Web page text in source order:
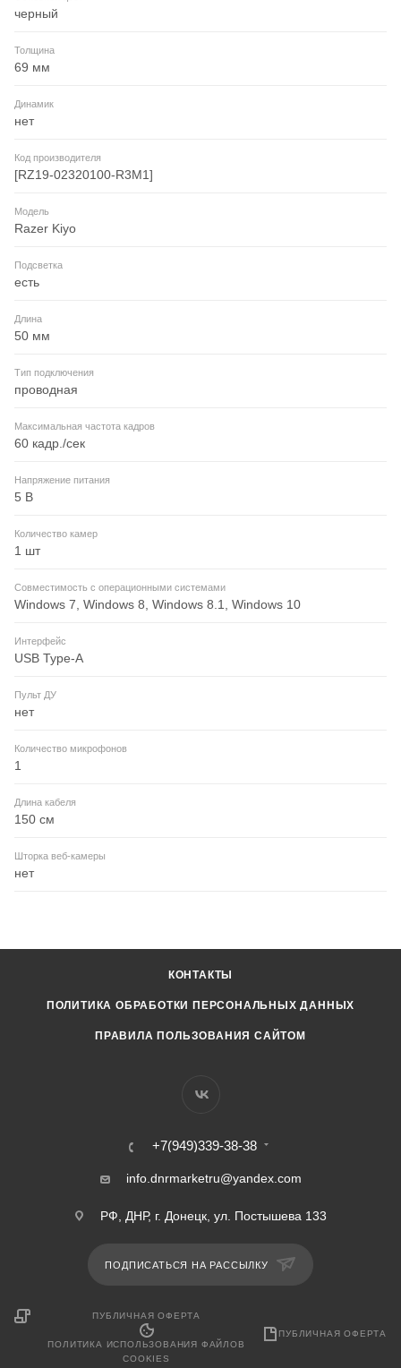
черный
Толщина
69 мм
Динамик
нет
Код производителя
[RZ19-02320100-R3M1]
Модель
Razer Kiyo
Подсветка
есть
Длина
50 мм
Тип подключения
проводная
Максимальная частота кадров
60 кадр./сек
Напряжение питания
5 В
Количество камер
1 шт
Совместимость с операционными системами
Windows 7, Windows 8, Windows 8.1, Windows 10
Интерфейс
USB Type-A
Пульт ДУ
нет
Количество микрофонов
1
Длина кабеля
150 см
Шторка веб-камеры
нет
КОНТАКТЫ
ПОЛИТИКА ОБРАБОТКИ ПЕРСОНАЛЬНЫХ ДАННЫХ
ПРАВИЛА ПОЛЬЗОВАНИЯ САЙТОМ
+7(949)339-38-38
info.dnrmarketru@yandex.com
РФ, ДНР, г. Донецк, ул. Постышева 133
ПОДПИСАТЬСЯ НА РАССЫЛКУ
ПУБЛИЧНАЯ ОФЕРТА
ПОЛИТИКА ИСПОЛЬЗОВАНИЯ ФАЙЛОВ
COOKIES
ПУБЛИЧНАЯ ОФЕРТА